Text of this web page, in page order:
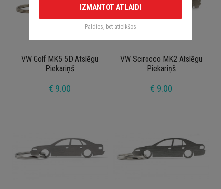
VW Golf MK5 5D Atslēgu
Piekariņš
€ 9.00
VW Scirocco MK2 Atslēgu
Piekariņš
€ 9.00
IZMANTOT ATLAIDI
Paldies, bet atteikšos